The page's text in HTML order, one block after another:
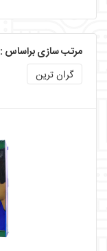
مرتب سازی براساس :
گران ترین